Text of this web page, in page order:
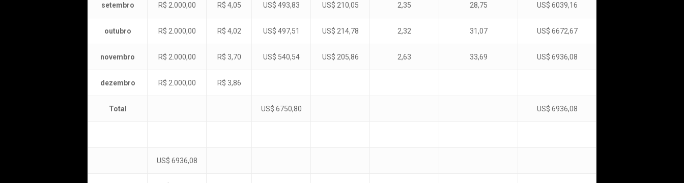
setembro R$ 2.000,00 R$ 4,05 US$ 493,83 US$ 210,05 2,35 28,75 US$ 6039,16
outubro R$ 2.000,00 R$ 4,02 US$ 497,51 US$ 214,78 2,32 31,07 US$ 6672,67
novembro R$ 2.000,00 R$ 3,70 US$ 540,54 US$ 205,86 2,63 33,69 US$ 6936,08
dezembro R$ 2.000,00 R$ 3,86
Total US$ 6750,80 US$ 6936,08
US$ 6936,08